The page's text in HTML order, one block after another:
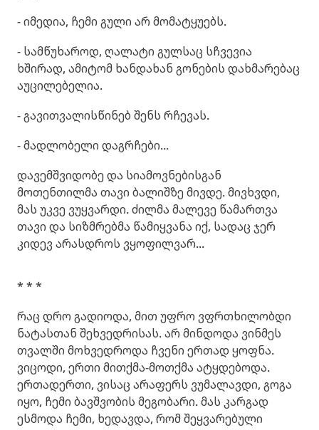
- იმედია, ჩემი გული არ მომატყუებს.
- სამწუხაროდ, ღალატი გულსაც სჩვევია
ხშირად, ამიტომ ხანდახან გონების დახმარებაც
აუცილებელია.
- გავითვალისწინებ შენს რჩევას.
- მადლობელი დაგრჩები...
დავემშვიდობე და სიამოვნებისგან
მოთენთილმა თავი ბალიშზე მივდე. მივხვდი,
მას უკვე ვუყვარდი. ძილმა მალევე წამართვა
თავი და სიზმრებმა წამიყვანა იქ, სადაც ჯერ
კიდევ არასდროს ვყოფილვარ...
* * *
რაც დრო გადიოდა, მით უფრო ვფრთხილობდი
ნატასთან შეხვედრისას. არ მინდოდა ვინმეს
თვალში მოხვედროდა ჩვენი ერთად ყოფნა.
ვიცოდი, ერთი მითქმა-მოთქმა ატყდებოდა.
ერთადერთი, ვისაც არაფერს ვუმალავდი, გოგა
იყო, ჩემი ბავშვობის მეგობარი. მას კარგად
ესმოდა ჩემი, ხედავდა, რომ შეყვარებული